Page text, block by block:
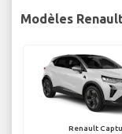
Modèles
Renault